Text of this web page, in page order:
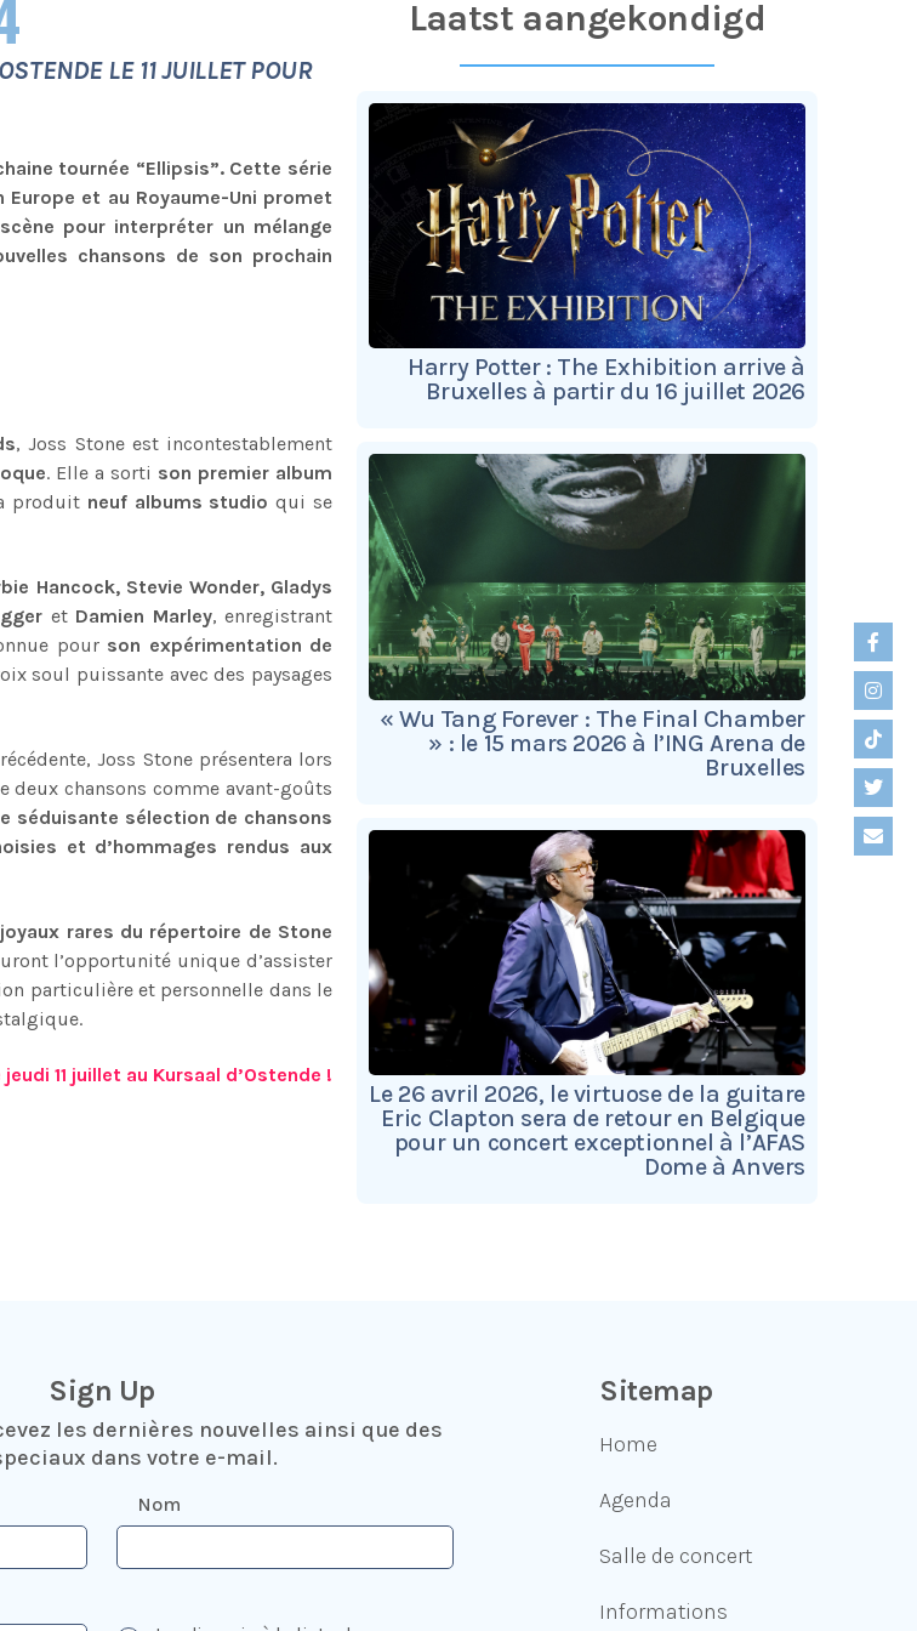
LE 11 JUILLET POUR
tournée “Ellipsis”. Cette série
et au Royaume-Uni promet
pour interpréter un mélange
chansons de son prochain
, Joss Stone est incontestablement
. Elle a sorti son premier album
produit neuf albums studio qui se
Hancock, Stevie Wonder, Gladys
et Damien Marley, enregistrant
pour son expérimentation de
soul puissante avec des paysages
Joss Stone présentera lors
deux chansons comme avant-goûts
séduisante sélection de chansons
et d’hommages rendus aux
rares du répertoire de Stone
l’opportunité unique d’assister
particulière et personnelle dans le
11 juillet au Kursaal d’Ostende !
Laatst aangekondigd
Harry Potter : The Exhibition arrive à
Bruxelles à partir du 16 juillet 2026
« Wu Tang Forever : The Final Chamber
» : le 15 mars 2026 à l’ING Arena de
Bruxelles
Le 26 avril 2026, le virtuose de la guitare
Eric Clapton sera de retour en Belgique
pour un concert exceptionnel à l’AFAS
Dome à Anvers
Sign Up
les dernières nouvelles ainsi que des
dans votre e-mail.
Nom
Sitemap
Home
Agenda
Salle de concert
Informations